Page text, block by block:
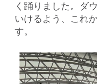
く踊りました。ダ
いけるよう、これ
す。